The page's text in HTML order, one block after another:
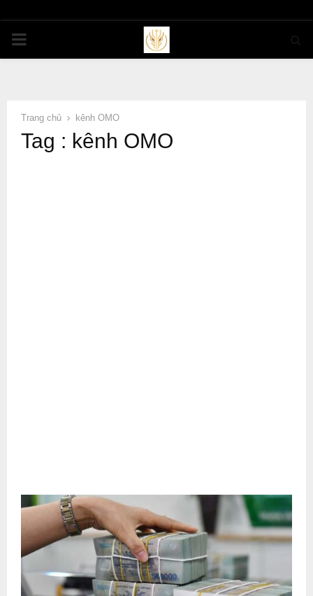
PRIMARY
Trang chủ kênh OMO
Tag : kênh OMO